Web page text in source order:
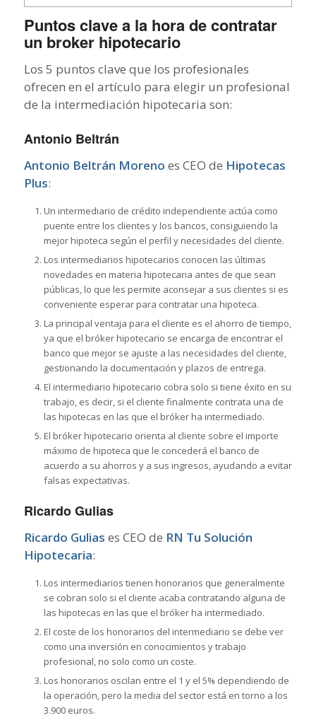
Puntos clave a la hora de contratar
un broker hipotecario
Los 5 puntos clave que los profesionales
ofrecen en el artículo para elegir un profesional
de la intermediación hipotecaria son:
Antonio Beltrán
Antonio Beltrán Moreno es CEO de Hipotecas
Plus:
Un intermediario de crédito independiente actúa como
puente entre los clientes y los bancos, consiguiendo la
mejor hipoteca según el perfil y necesidades del cliente.
Los intermediarios hipotecarios conocen las últimas
novedades en materia hipotecaria antes de que sean
públicas, lo que les permite aconsejar a sus clientes si es
conveniente esperar para contratar una hipoteca.
La principal ventaja para el cliente es el ahorro de tiempo,
ya que el bróker hipotecario se encarga de encontrar el
banco que mejor se ajuste a las necesidades del cliente,
gestionando la documentación y plazos de entrega.
El intermediario hipotecario cobra solo si tiene éxito en su
trabajo, es decir, si el cliente finalmente contrata una de
las hipotecas en las que el bróker ha intermediado.
El bróker hipotecario orienta al cliente sobre el importe
máximo de hipoteca que le concederá el banco de
acuerdo a su ahorros y a sus ingresos, ayudando a evitar
falsas expectativas.
Ricardo Gulias
Ricardo Gulias es CEO de RN Tu Solución
Hipotecaria:
Los intermediarios tienen honorarios que generalmente
se cobran solo si el cliente acaba contratando alguna de
las hipotecas en las que el bróker ha intermediado.
El coste de los honorarios del intermediario se debe ver
como una inversión en conocimientos y trabajo
profesional, no solo como un coste.
Los honorarios oscilan entre el 1 y el 5% dependiendo de
la operación, pero la media del sector está en torno a los
3.900 euros.